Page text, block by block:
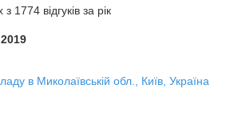
1774 відгуків за рік
в Миколаївській обл., Київ, Україна